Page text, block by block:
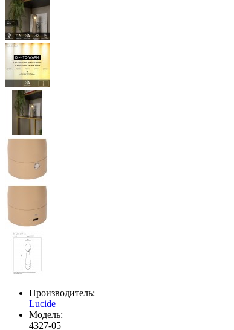
Производитель:
Lucide
Модель:
4327-05